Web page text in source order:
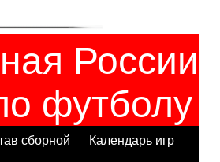
России
футболу
сборной Календарь игр